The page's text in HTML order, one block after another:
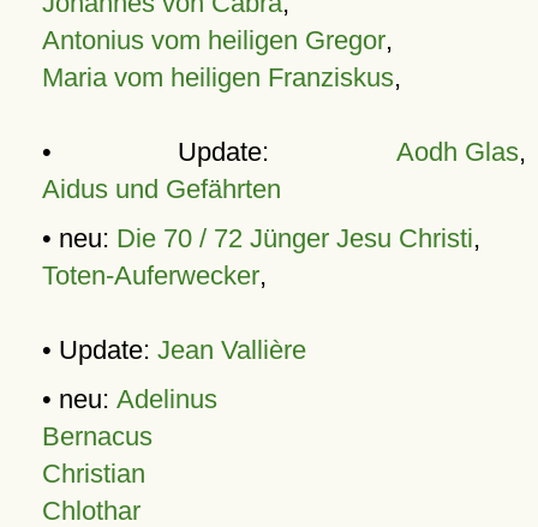
Antonius vom heiligen Gregor,
Maria vom heiligen Franziskus,
• Update: Aodh Glas,
Aidus und Gefährten
• neu: Die 70 / 72 Jünger Jesu Christi,
Toten-Auferwecker,
• Update: Jean Vallière
• neu: Adelinus
Bernacus
Christian
Chlothar